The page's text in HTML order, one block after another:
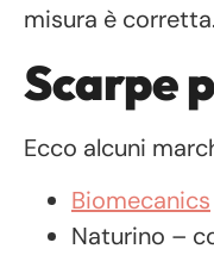
misura è corretta.
Scarpe
Ecco alcuni
Biomecanics
Naturino –